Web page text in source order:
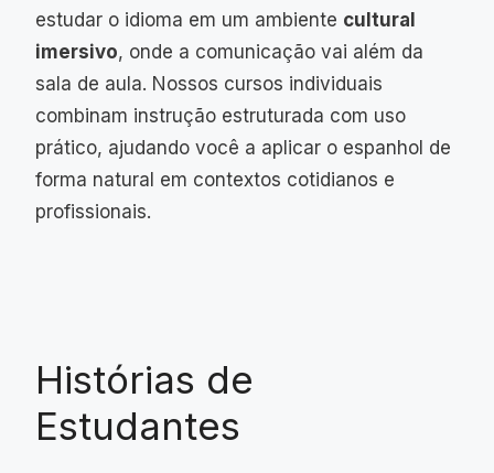
estudar o idioma em um ambiente cultural
imersivo, onde a comunicação vai além da
sala de aula. Nossos cursos individuais
combinam instrução estruturada com uso
prático, ajudando você a aplicar o espanhol de
forma natural em contextos cotidianos e
profissionais.
Histórias de
Estudantes